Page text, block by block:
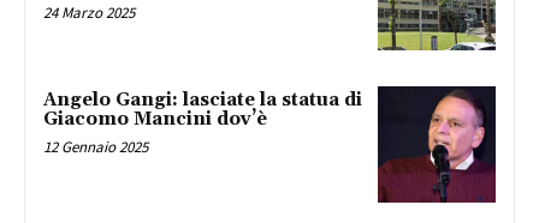
24 Marzo 2025
Angelo Gangi: lasciate la statua di
Giacomo Mancini dov’è
12 Gennaio 2025